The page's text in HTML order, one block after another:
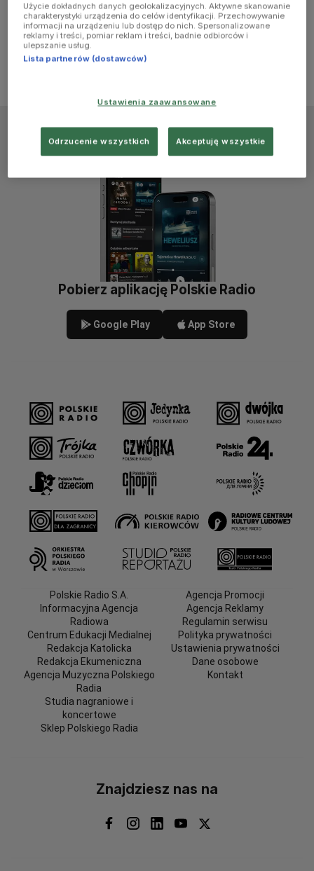
more
information)
Pobierz aplikację Polskie Radio
Google Play App Store
Polskie Radio S.A.
Informacyjna Agencja
Radiowa
Centrum Edukacji Medialnej
Redakcja Katolicka
Redakcja Ekumeniczna
Agencja Muzyczna Polskiego
Radia
Studia nagraniowe i
koncertowe
Sklep Polskiego Radia
Agencja Promocji
Agencja Reklamy
Regulamin serwisu
Polityka prywatności
Ustawienia prywatności
Dane osobowe
Kontakt
Znajdziesz nas na
Użycie dokładnych danych geolokalizacyjnych. Aktywne skanowanie
charakterystyki urządzenia do celów identyfikacji. Przechowywanie
informacji na urządzeniu lub dostęp do nich. Spersonalizowane
reklamy i treści, pomiar reklam i treści, badnie odbiorców i
ulepszanie usług.
Lista partnerów (dostawców)
Ustawienia zaawansowane
Odrzucenie wszystkich Akceptuję wszystkie